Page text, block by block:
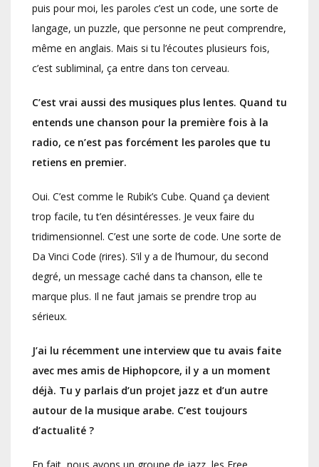
puis pour moi, les paroles c’est un code, une sorte de
langage, un puzzle, que personne ne peut comprendre,
même en anglais. Mais si tu l’écoutes plusieurs fois,
c’est subliminal, ça entre dans ton cerveau.
C’est vrai aussi des musiques plus lentes. Quand tu
entends une chanson pour la première fois à la
radio, ce n’est pas forcément les paroles que tu
retiens en premier.
Oui. C’est comme le Rubik’s Cube. Quand ça devient
trop facile, tu t’en désintéresses. Je veux faire du
tridimensionnel. C’est une sorte de code. Une sorte de
Da Vinci Code (rires). S’il y a de l’humour, du second
degré, un message caché dans ta chanson, elle te
marque plus. Il ne faut jamais se prendre trop au
sérieux.
J’ai lu récemment une interview que tu avais faite
avec mes amis de Hiphopcore, il y a un moment
déjà. Tu y parlais d’un projet jazz et d’un autre
autour de la musique arabe. C’est toujours
d’actualité ?